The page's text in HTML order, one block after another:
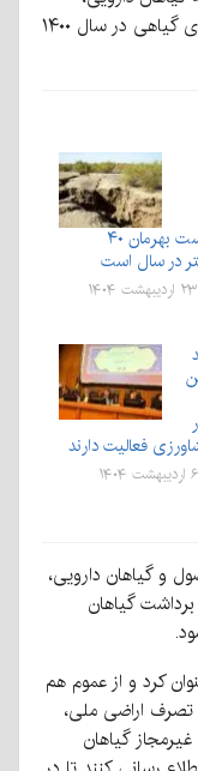
صنعتی و خوراکی، برداشت این گونه دارو‌های گیاهی در سال ۱۴۰۰
فرونشست بهرمان ۴۰
در سال است
فعالیت دارند
و گیاهان دارویی،
گیاهان
کرد و از عموم هم
اراضی ملی،
گیاهان